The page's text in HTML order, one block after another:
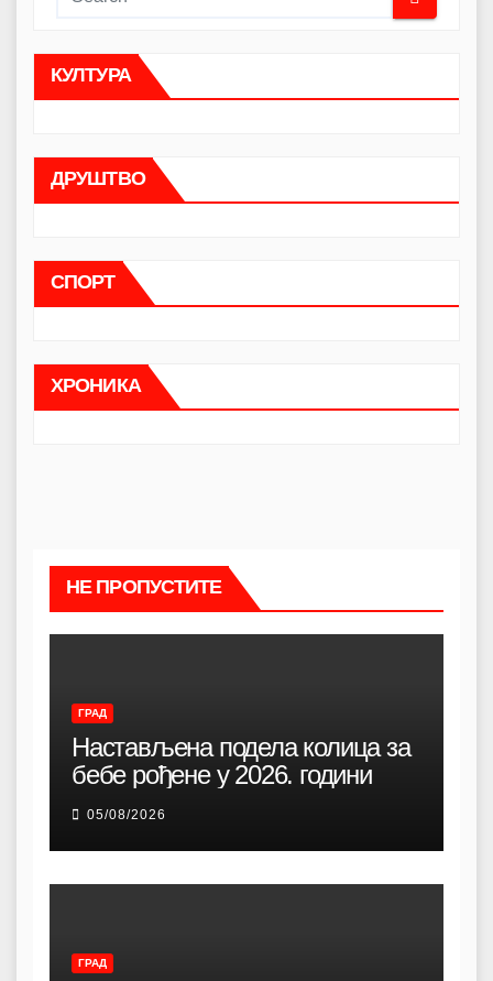
КУЛТУРА
ДРУШТВО
СПОРТ
ХРОНИКА
НЕ ПРОПУСТИТЕ
ГРАД
Настављена подела колица за
бебе рођене у 2026. години
05/08/2026
ГРАД